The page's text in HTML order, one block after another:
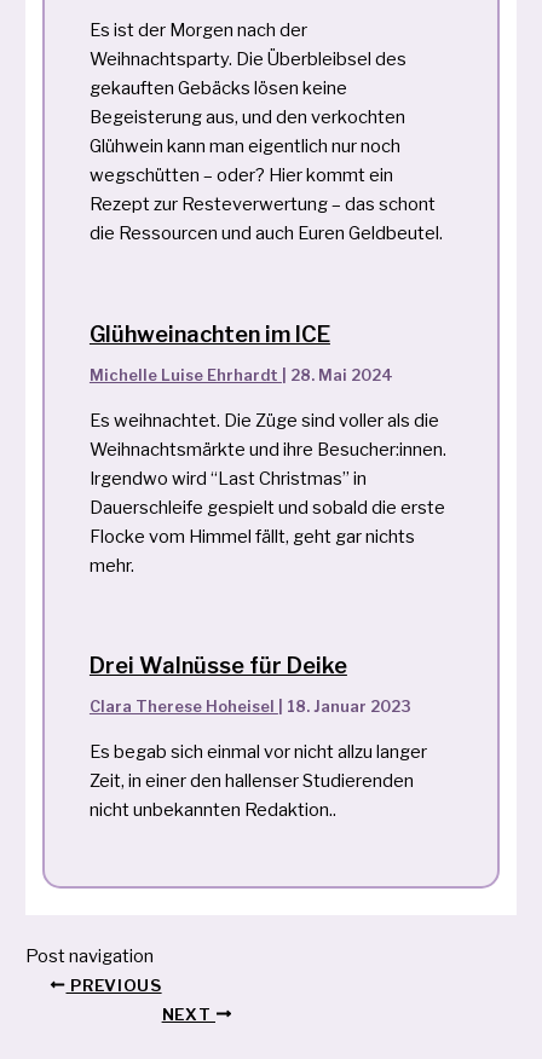
Es ist der Morgen nach der
Weihnachtsparty. Die Überbleibsel des
gekauften Gebäcks lösen keine
Begeisterung aus, und den verkochten
Glühwein kann man eigentlich nur noch
wegschütten – oder? Hier kommt ein
Rezept zur Resteverwertung – das schont
die Ressourcen und auch Euren Geldbeutel.
Glühweinachten im ICE
Michelle Luise Ehrhardt 28. Mai 2024
Es weihnachtet. Die Züge sind voller als die
Weihnachtsmärkte und ihre Besucher:innen.
Irgendwo wird “Last Christmas” in
Dauerschleife gespielt und sobald die erste
Flocke vom Himmel fällt, geht gar nichts
mehr.
Drei Walnüsse für Deike
Clara Therese Hoheisel 18. Januar 2023
Es begab sich einmal vor nicht allzu langer
Zeit, in einer den hallenser Studierenden
nicht unbekannten Redaktion..
Post navigation
PREVIOUS
NEXT